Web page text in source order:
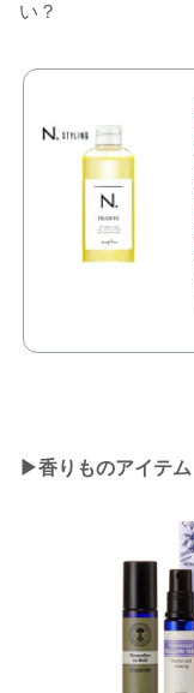
い？
▶︎香りものアイテム